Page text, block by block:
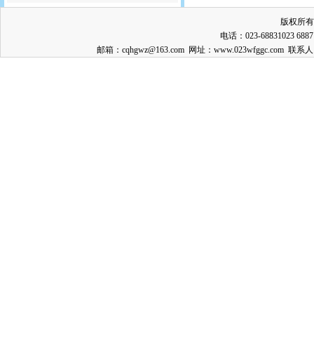
版权所
电话：023-68831023
邮箱：cqhgwz@163.com 网址：www.023wfggc.com 联